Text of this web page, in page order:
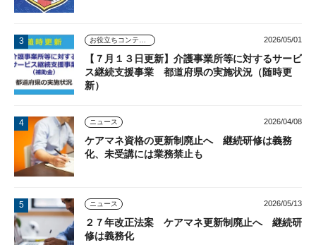
2026/05/01
【７月１３日更新】介護事業所等に対するサービ
ス継続支援事業 都道府県の実施状況（随時更
新）
ニュース 2026/04/08
ケアマネ資格の更新制廃止へ 継続研修は義務
化、未受講には業務禁止も
ニュース 2026/05/13
２７年改正法案 ケアマネ更新制廃止へ 継続研
修は義務化